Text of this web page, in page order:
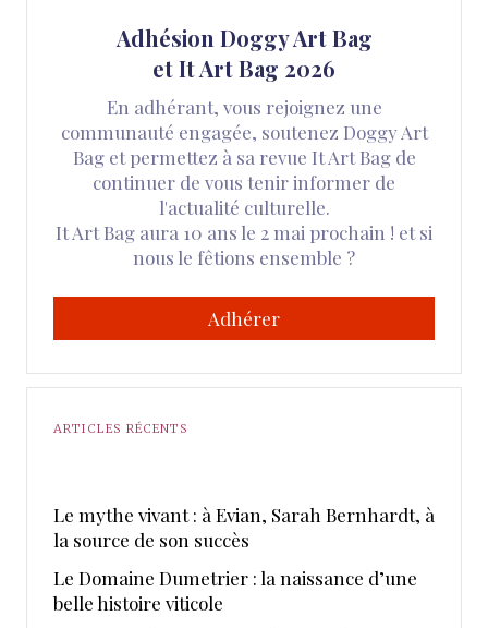
Adhésion Doggy Art Bag
et It Art Bag 2026
En adhérant, vous rejoignez une
communauté engagée, soutenez Doggy Art
Bag et permettez à sa revue It Art Bag de
continuer de vous tenir informer de
l'actualité culturelle.
It Art Bag aura 10 ans le 2 mai prochain ! et si
nous le fêtions ensemble ?
Adhérer
ARTICLES RÉCENTS
Le mythe vivant : à Evian, Sarah Bernhardt, à
la source de son succès
Le Domaine Dumetrier : la naissance d’une
belle histoire viticole